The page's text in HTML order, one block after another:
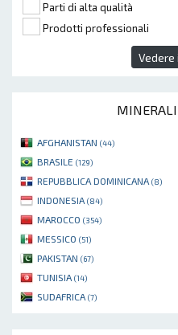
Parti di alta qualità
Prodotti professionali
MINERALI
AFGHANISTAN (44)
BRASILE (129)
REPUBBLICA DOMINICANA (8)
INDONESIA (84)
MAROCCO (354)
MESSICO (51)
PAKISTAN (67)
TUNISIA (14)
SUDAFRICA (7)